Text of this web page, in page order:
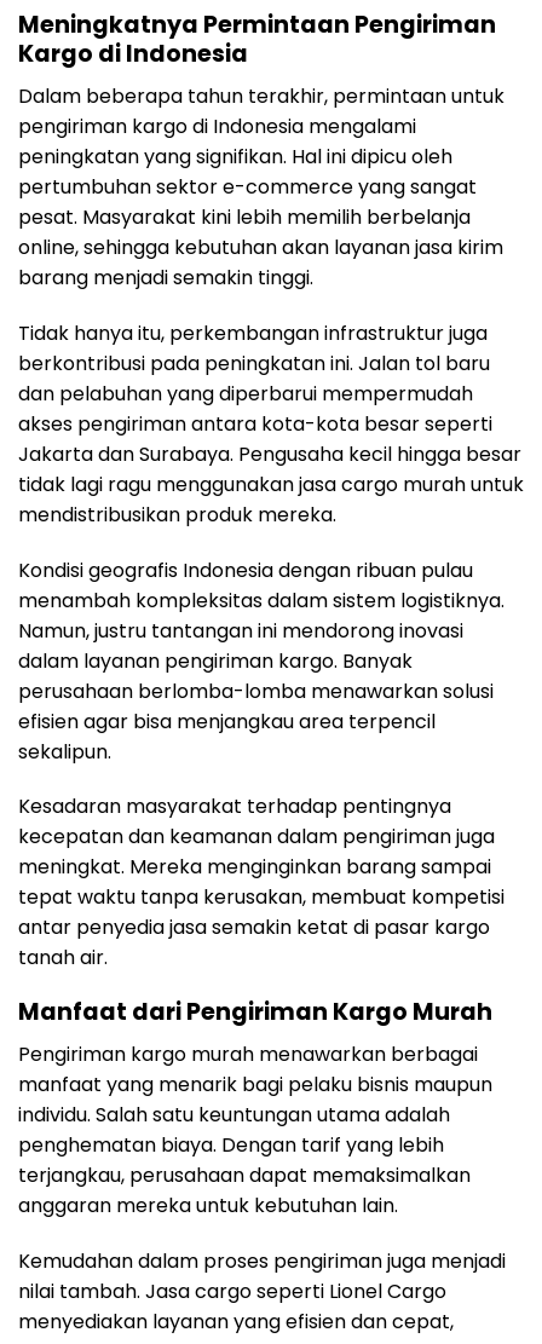
Meningkatnya Permintaan Pengiriman
Kargo di Indonesia
Dalam beberapa tahun terakhir, permintaan untuk
pengiriman kargo di Indonesia mengalami
peningkatan yang signifikan. Hal ini dipicu oleh
pertumbuhan sektor e-commerce yang sangat
pesat. Masyarakat kini lebih memilih berbelanja
online, sehingga kebutuhan akan layanan jasa kirim
barang menjadi semakin tinggi.
Tidak hanya itu, perkembangan infrastruktur juga
berkontribusi pada peningkatan ini. Jalan tol baru
dan pelabuhan yang diperbarui mempermudah
akses pengiriman antara kota-kota besar seperti
Jakarta dan Surabaya. Pengusaha kecil hingga besar
tidak lagi ragu menggunakan jasa cargo murah untuk
mendistribusikan produk mereka.
Kondisi geografis Indonesia dengan ribuan pulau
menambah kompleksitas dalam sistem logistiknya.
Namun, justru tantangan ini mendorong inovasi
dalam layanan pengiriman kargo. Banyak
perusahaan berlomba-lomba menawarkan solusi
efisien agar bisa menjangkau area terpencil
sekalipun.
Kesadaran masyarakat terhadap pentingnya
kecepatan dan keamanan dalam pengiriman juga
meningkat. Mereka menginginkan barang sampai
tepat waktu tanpa kerusakan, membuat kompetisi
antar penyedia jasa semakin ketat di pasar kargo
tanah air.
Manfaat dari Pengiriman Kargo Murah
Pengiriman kargo murah menawarkan berbagai
manfaat yang menarik bagi pelaku bisnis maupun
individu. Salah satu keuntungan utama adalah
penghematan biaya. Dengan tarif yang lebih
terjangkau, perusahaan dapat memaksimalkan
anggaran mereka untuk kebutuhan lain.
Kemudahan dalam proses pengiriman juga menjadi
nilai tambah. Jasa cargo seperti Lionel Cargo
menyediakan layanan yang efisien dan cepat,